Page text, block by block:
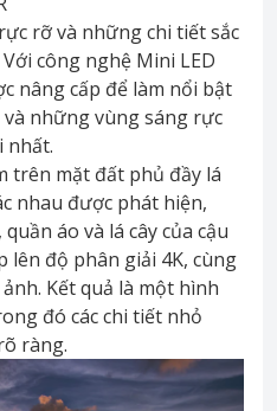
rỡ và những chi tiết sắc
công nghệ Mini LED
nâng cấp để làm nổi bật
những vùng sáng rực
nhất.
trên mặt đất phủ đầy lá
nhau được phát hiện,
áo và lá cây của cậu
lên độ phân giải 4K, cùng
Kết quả là một hình
đó các chi tiết nhỏ
ràng.